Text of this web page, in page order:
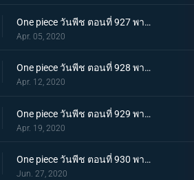
One piece วันพีช ตอนที่ 927 พากย์ไทย ขุมนรก! พญาอสรพิษผู้น่าสะพรึง โชกุนโอโรจิ
Apr. 05, 2020
One piece วันพีช ตอนที่ 928 พากย์ไทย ดอกไม้ที่ปลิดปลิว! วาระสุดท้ายของหญิงงามแห่งวาโนะ
Apr. 12, 2020
One piece วันพีช ตอนที่ 929 พากย์ไทย สายสัมพันธ์นักโทษ ลูฟี่กับปู่เฮียว!
Apr. 19, 2020
One piece วันพีช ตอนที่ 930 พากย์ไทย หัวหน้าใหญ่! ควีนแห่งหายนะปรากฏตัว!
Jun. 27, 2020